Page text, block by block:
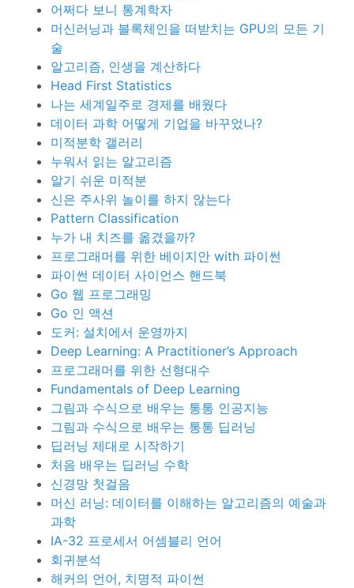
어쩌다 보니 통계학자
머신러닝과 블록체인을 떠받치는 GPU의 모든 기
술
알고리즘, 인생을 계산하다
Head First Statistics
나는 세계일주로 경제를 배웠다
데이터 과학 어떻게 기업을 바꾸었나?
미적분학 갤러리
누워서 읽는 알고리즘
알기 쉬운 미적분
신은 주사위 놀이를 하지 않는다
Pattern Classification
누가 내 치즈를 옮겼을까?
프로그래머를 위한 베이지안 with 파이썬
파이썬 데이터 사이언스 핸드북
Go 웹 프로그래밍
Go 인 액션
도커: 설치에서 운영까지
Deep Learning: A Practitioner’s Approach
프로그래머를 위한 선형대수
Fundamentals of Deep Learning
그림과 수식으로 배우는 통통 인공지능
그림과 수식으로 배우는 통통 딥러닝
딥러닝 제대로 시작하기
처음 배우는 딥러닝 수학
신경망 첫걸음
머신 러닝: 데이터를 이해하는 알고리즘의 예술과
과학
IA-32 프로세서 어셈블리 언어
회귀분석
해커의 언어, 치명적 파이썬